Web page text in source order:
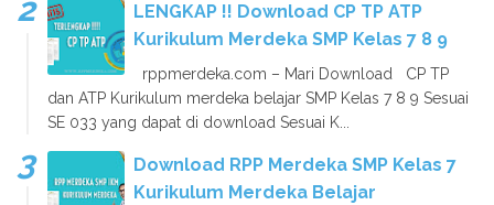
LENGKAP !! Download CP TP ATP
Kurikulum Merdeka SMP Kelas 7 8 9
rppmerdeka.com – Mari Download CP TP
dan ATP Kurikulum merdeka belajar SMP Kelas 7 8 9 Sesuai
SE 033 yang dapat di download Sesuai K...
Download RPP Merdeka SMP Kelas 7
Kurikulum Merdeka Belajar